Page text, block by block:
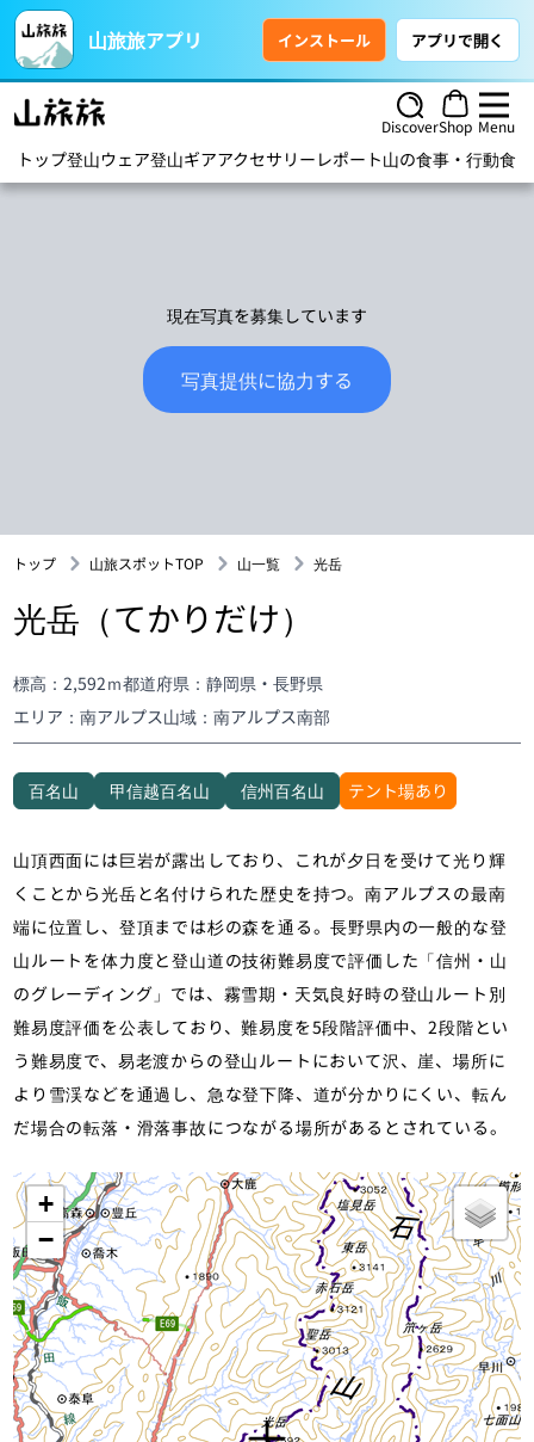
山旅旅アプリ インストール アプリで開く
DiscoverShop Menu
トップ登山ウェア登山ギアアクセサリー レポート山の食事・行動食
現在写真を募集しています
写真提供に協力する
トップ 山旅スポットTOP 山一覧 光岳
光岳（てかりだけ）
標高：2,592ｍ都道府県：静岡県・長野県
エリア：南アルプス山域：南アルプス南部
百名山 甲信越百名山 信州百名山 テント場あり
山頂西面には巨岩が露出しており、これが夕日を受けて光り輝
くことから光岳と名付けられた歴史を持つ。南アルプスの最南
端に位置し、登頂までは杉の森を通る。長野県内の一般的な登
山ルートを体力度と登山道の技術難易度で評価した「信州・山
のグレーディング」では、霧雪期・天気良好時の登山ルート別
難易度評価を公表しており、難易度を5段階評価中、2段階とい
う難易度で、易老渡からの登山ルートにおいて沢、崖、場所に
より雪渓などを通過し、急な登下降、道が分かりにくい、転ん
だ場合の転落・滑落事故につながる場所があるとされている。
+
−